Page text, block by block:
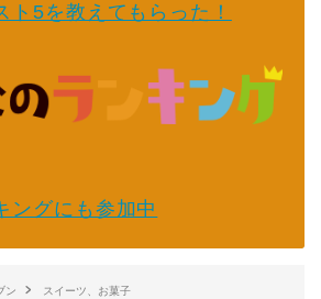
ト5を教えてもらった！
ングにも参加中
ン
スイーツ、お菓子